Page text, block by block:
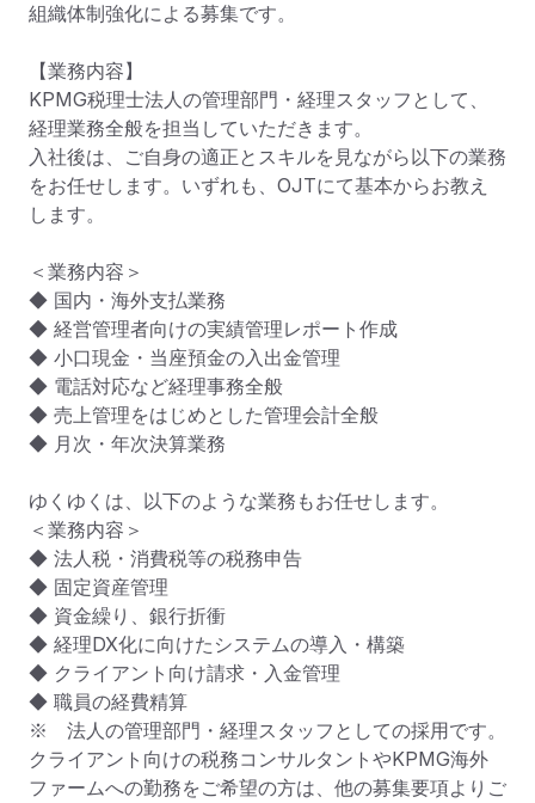
組織体制強化による募集です。
【業務内容】
KPMG税理士法人の管理部門・経理スタッフとして、
経理業務全般を担当していただきます。
入社後は、ご自身の適正とスキルを見ながら以下の業務
をお任せします。いずれも、OJTにて基本からお教え
します。
＜業務内容＞
◆ 国内・海外支払業務
◆ 経営管理者向けの実績管理レポート作成
◆ 小口現金・当座預金の入出金管理
◆ 電話対応など経理事務全般
◆ 売上管理をはじめとした管理会計全般
◆ 月次・年次決算業務
ゆくゆくは、以下のような業務もお任せします。
＜業務内容＞
◆ 法人税・消費税等の税務申告
◆ 固定資産管理
◆ 資金繰り、銀行折衝
◆ 経理DX化に向けたシステムの導入・構築
◆ クライアント向け請求・入金管理
◆ 職員の経費精算
※　法人の管理部門・経理スタッフとしての採用です。
クライアント向けの税務コンサルタントやKPMG海外
ファームへの勤務をご希望の方は、他の募集要項よりご